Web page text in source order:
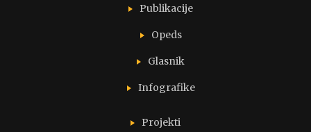
Publikacije
Opeds
Glasnik
Infografike
Projekti